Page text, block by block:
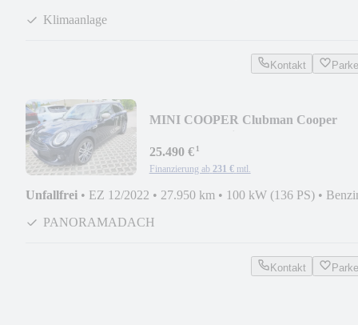
Klimaanlage
Kontakt
MINI COOPER Clubman Cooper
25.490 €¹
Finanzierung ab 231 € mtl.
Unfallfrei • EZ 12/2022 • 27.950 km • 100 kW (136 PS) •
PANORAMADACH
Kontakt